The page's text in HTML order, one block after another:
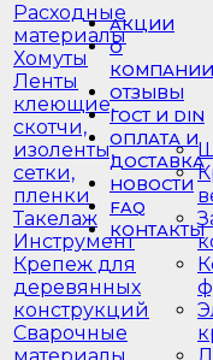
Расходные
материалы
Хомуты
Ленты
клеющие,
скотчи,
изоленты,
сетки,
пленки
Такелаж
Инструмент
Крепеж для
деревянных
конструкций
Сварочные
АКЦИИ
О
КОМПАНИИ
ОТЗЫВЫ
ГОСТ И DIN
ОПЛАТА И
ДОСТАВКА
НОВОСТИ
FAQ
КОНТАКТЫ